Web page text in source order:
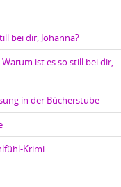
bei dir, Johanna?
Warum ist es so still bei dir,
in der Bücherstube
Krimi